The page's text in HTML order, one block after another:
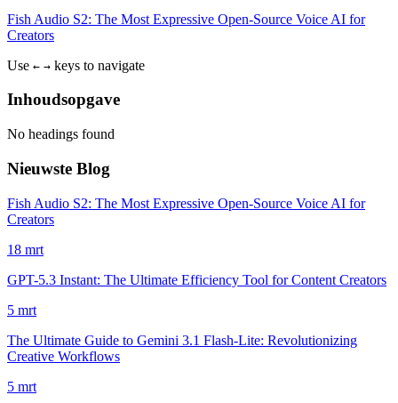
Fish Audio S2: The Most Expressive Open-Source Voice AI for
Creators
Use ← → keys to navigate
Inhoudsopgave
No headings found
Nieuwste Blog
Fish Audio S2: The Most Expressive Open-Source Voice AI for
Creators
18 mrt
GPT-5.3 Instant: The Ultimate Efficiency Tool for Content Creators
5 mrt
The Ultimate Guide to Gemini 3.1 Flash-Lite: Revolutionizing
Creative Workflows
5 mrt